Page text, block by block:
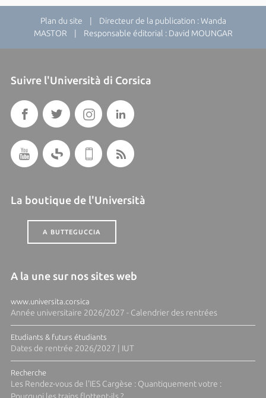
Plan du site | Directeur de la publication : Wanda
MASTOR | Responsable éditorial : David MOUNGAR
Suivre l'Università di Corsica
La boutique de l'Università
A BUTTEGUCCIA
A la une sur nos sites web
www.universita.corsica
Année universitaire 2026/2027 - Calendrier des rentrées
Etudiants & futurs étudiants
Dates de rentrée 2026/2027 | IUT
Recherche
Les Rendez-vous de l'IES Cargèse : Quantiquement votre :